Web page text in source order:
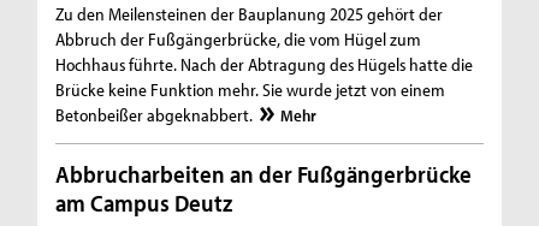
Zu den Meilensteinen der Bauplanung 2025 gehört der
Abbruch der Fußgängerbrücke, die vom Hügel zum
Hochhaus führte. Nach der Abtragung des Hügels hatte die
Brücke keine Funktion mehr. Sie wurde jetzt von einem
Betonbeißer abgeknabbert.
Mehr
Abbrucharbeiten an der Fußgängerbrücke
am Campus Deutz